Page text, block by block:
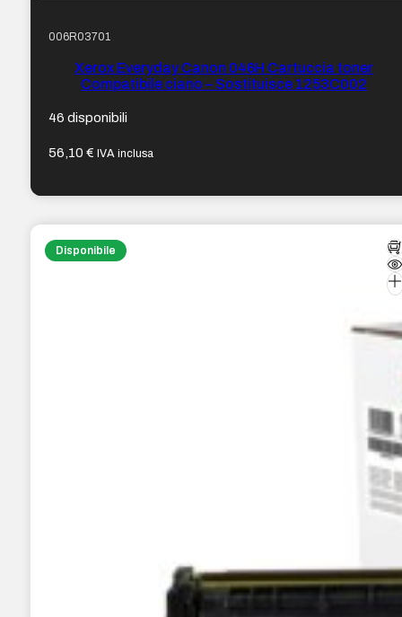
006R03701
Xerox Everyday Canon 046H Cartuccia toner
Compatibile ciano – Sostituisce 1253C002
46 disponibili
56,10€ IVA inclusa
Disponibile